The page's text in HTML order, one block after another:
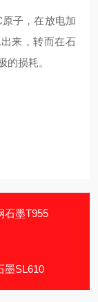
子，在放电加
来，转而在石
的损耗。
石墨T955
墨SL610